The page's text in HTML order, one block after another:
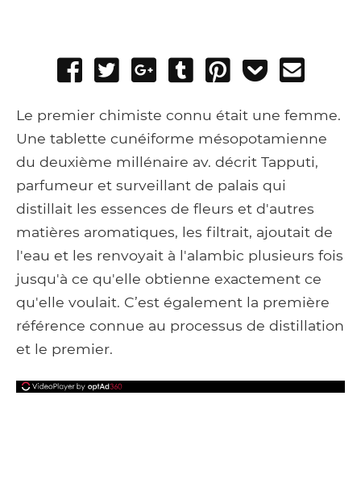
Share
Facebook
Tweet
Share
Google+
Post
Tumblr
Pin
Add
Pocket
Le premier chimiste connu était une femme.
Une tablette cunéiforme mésopotamienne
du deuxième millénaire av. décrit Tapputi,
parfumeur et surveillant de palais qui
distillait les essences de fleurs et d'autres
matières aromatiques, les filtrait, ajoutait de
l'eau et les renvoyait à l'alambic plusieurs fois
jusqu'à ce qu'elle obtienne exactement ce
qu'elle voulait. C’est également la première
référence connue au processus de distillation
et le premier.